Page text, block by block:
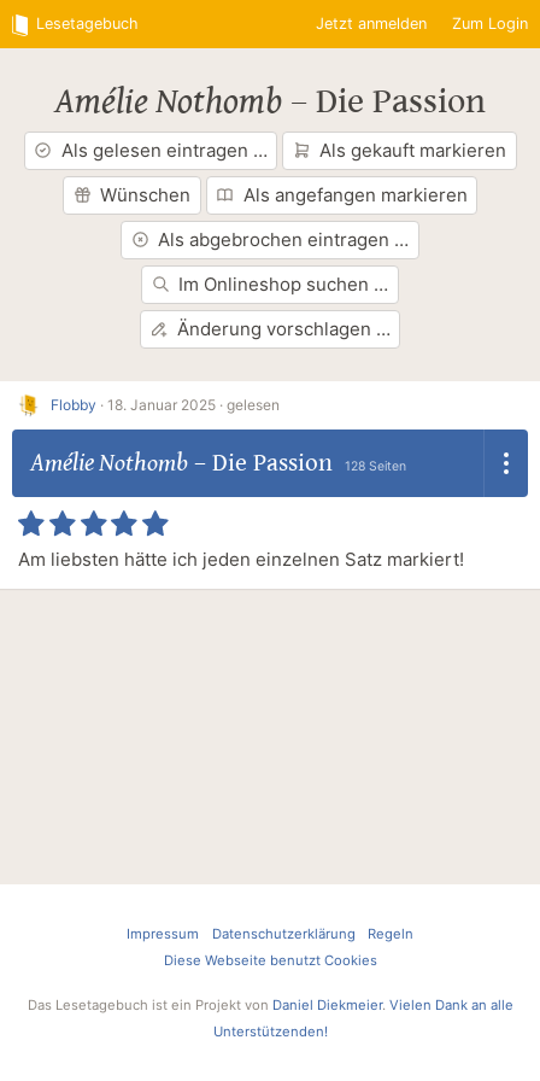
Lesetagebuch Jetzt anmelden Zum Login
Amélie Nothomb – Die Passion
Als gelesen eintragen …
Als gekauft markieren
Wünschen
Als angefangen markieren
Als abgebrochen eintragen …
Im Onlineshop suchen …
Änderung vorschlagen …
Flobby · 18. Januar 2025 · gelesen
Amélie Nothomb– Die Passion 128 Seiten
Am liebsten hätte ich jeden einzelnen Satz markiert!
Impressum Datenschutzerklärung
Regeln
Diese Webseite benutzt Cookies
Das Lesetagebuch ist ein Projekt von Daniel Diekmeier. Vielen Dank an alle
Unterstützenden!